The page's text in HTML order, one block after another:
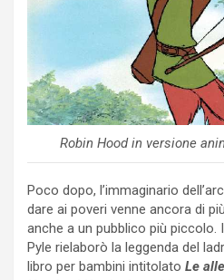
Robin Hood in versione
Poco dopo, l’immaginario
dare ai poveri venne ancora di
anche a un pubblico più piccolo.
Pyle rielaborò la leggenda del
libro per bambini intitolato Le